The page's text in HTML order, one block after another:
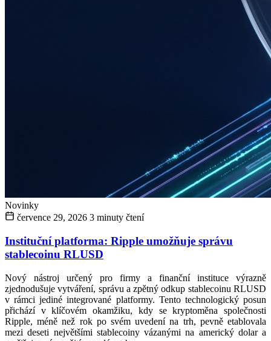
Novinky
července 29, 2026 3 minuty čtení
Instituční platforma: Ripple umožňuje správu
stablecoinu RLUSD
Nový nástroj určený pro firmy a finanční instituce výrazně
zjednodušuje vytváření, správu a zpětný odkup stablecoinu RLUSD
v rámci jediné integrované platformy. Tento technologický posun
přichází v klíčovém okamžiku, kdy se kryptoměna společnosti
Ripple, méně než rok po svém uvedení na trh, pevně etablovala
mezi deseti největšími stablecoiny vázanými na americký dolar a